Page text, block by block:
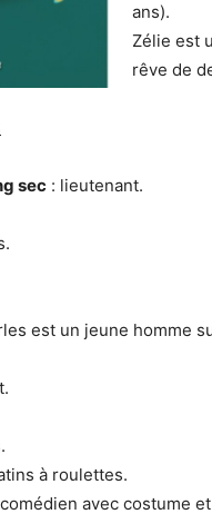
ans).
Zélie est
rêve de
sec : lieutenant.
est un jeune homme
à roulettes.
avec costume